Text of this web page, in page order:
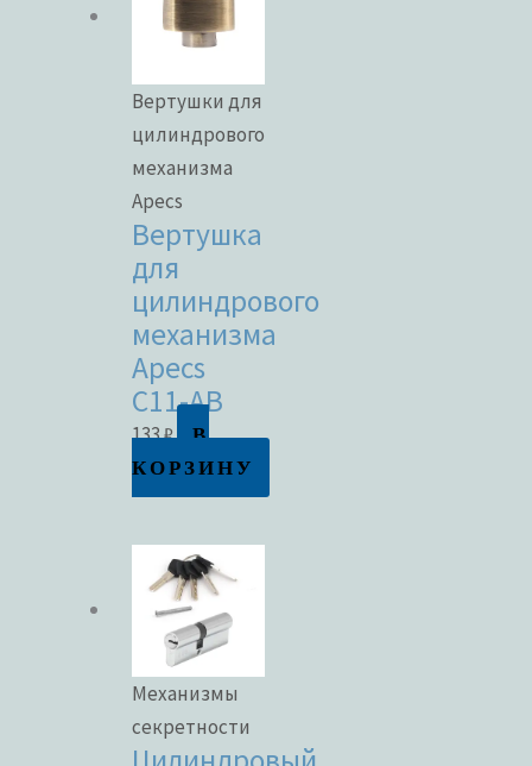
Вертушки для
цилиндрового
механизма
Apecs
Вертушка
для
цилиндрового
механизма
Apecs
C11-AB
133₽
В
КОРЗИНУ
Механизмы
секретности